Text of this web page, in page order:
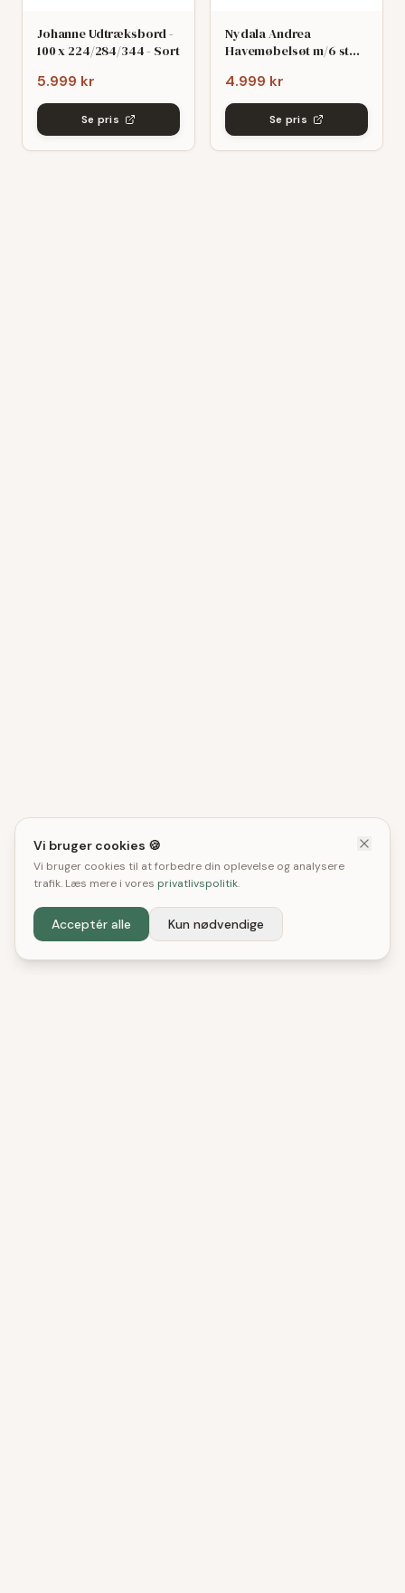
Johanne Udtræksbord -
100 x 224/284/344 - Sort
5.999 kr
Se pris
Nydala Andrea
Havemøbelsøt m/6 stole
grø/Sort
4.999 kr
Se pris
Vi bruger cookies 🍪
Vi bruger cookies til at forbedre din oplevelse og analysere
trafik. Læs mere i vores privatlivspolitik.
Acceptér alle Kun nødvendige